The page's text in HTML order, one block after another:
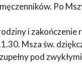
Po
i zakończenie
Msza św.
pod